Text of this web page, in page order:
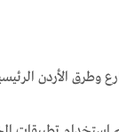
وطرق الأردن